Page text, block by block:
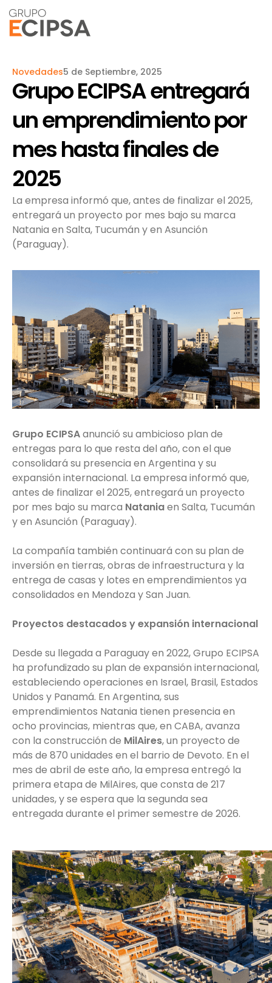
Novedades5 de Septiembre, 2025
Grupo ECIPSA entregará
un emprendimiento por
mes hasta finales de
2025
La empresa informó que, antes de finalizar el 2025,
entregará un proyecto por mes bajo su marca
Natania en Salta, Tucumán y en Asunción
(Paraguay).
Grupo ECIPSAanunció su ambicioso plan de
entregas para lo que resta del año, con el que
consolidará su presencia en Argentina y su
expansión internacional. La empresa informó que,
antes de finalizar el 2025, entregará un proyecto
por mes bajo su marca Nataniaen Salta, Tucumán
y en Asunción (Paraguay).
La compañía también continuará con su plan de
inversión en tierras, obras de infraestructura y la
entrega de casas y lotes en emprendimientos ya
consolidados en Mendoza y San Juan.
Proyectos destacados y expansión internacional
Desde su llegada a Paraguay en 2022, Grupo ECIPSA
ha profundizado su plan de expansión internacional,
estableciendo operaciones en Israel, Brasil, Estados
Unidos y Panamá. En Argentina, sus
emprendimientos Natania tienen presencia en
ocho provincias, mientras que, en CABA, avanza
con la construcción de MilAires, un proyecto de
más de 870 unidades en el barrio de Devoto. En el
mes de abril de este año, la empresa entregó la
primera etapa de MilAires, que consta de 217
unidades, y se espera que la segunda sea
entregada durante el primer semestre de 2026.